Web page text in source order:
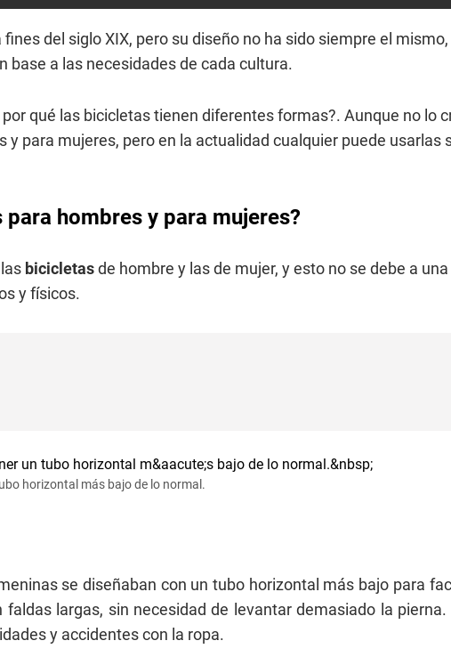
del siglo XIX, pero su diseño no ha sido siempre el
base a las necesidades de cada cultura.
qué las bicicletas tienen diferentes formas?. Aunque no lo
y para mujeres, pero en la actualidad cualquier puede usarlas
hombres y para mujeres?
bicicletasde hombre y las de mujer, y esto no se debe a
y físicos.
horizontal más bajo de lo normal.
se diseñaban con un tubo horizontal más bajo para
largas, sin necesidad de levantar demasiado la pierna.
y accidentes con la ropa.